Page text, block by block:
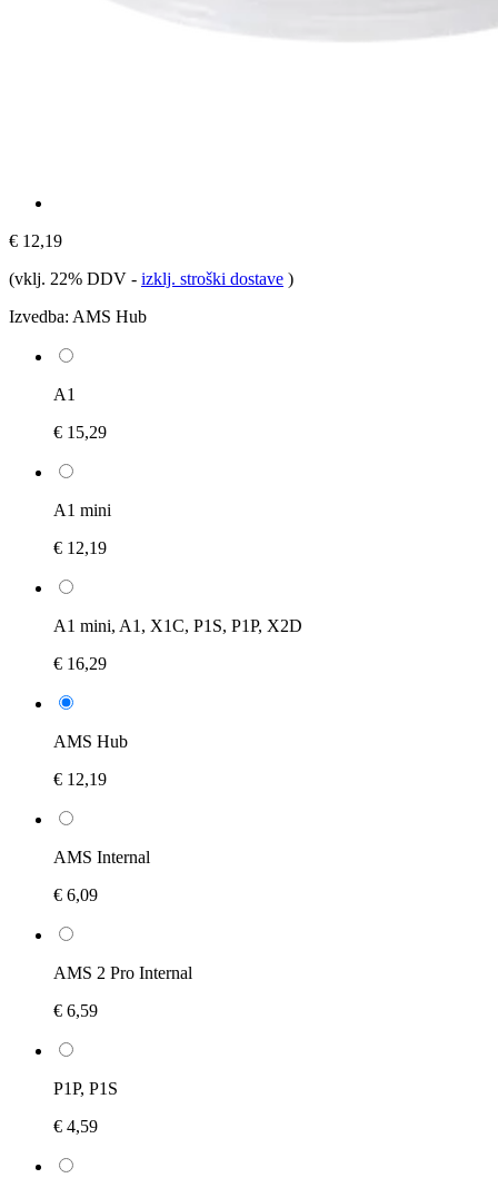
€ 12,19
(vklj. 22% DDV - izklj. stroški dostave )
Izvedba: AMS Hub
A1
€ 15,29
A1 mini
€ 12,19
A1 mini, A1, X1C, P1S, P1P, X2D
€ 16,29
AMS Hub
€ 12,19
AMS Internal
€ 6,09
AMS 2 Pro Internal
€ 6,59
P1P, P1S
€ 4,59